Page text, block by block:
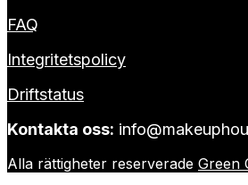
FAQ
Integritetspolicy
Driftstatus
Kontakta oss:
Alla rättigheter reserverade Green